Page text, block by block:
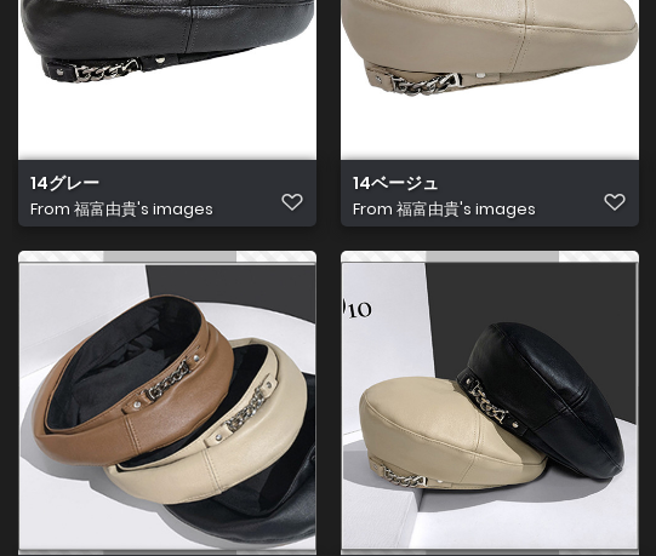
14グレー
From 福富由貴's images
14ベージュ
From 福富由貴's images